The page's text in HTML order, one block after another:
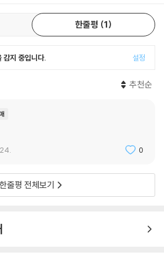
리 : 비복근 마사지
근육 :견갑거근 마사지 / 흉쇄유돌근 마사지
리와 허벅지 통증 풀기
훈련 후 뻐근한 목 주변 근육 풀기
교정
과 발목 케어
화 및 예방
한줄평 1
감지 중입니다. 설정
추천순
0
한줄평 전체보기